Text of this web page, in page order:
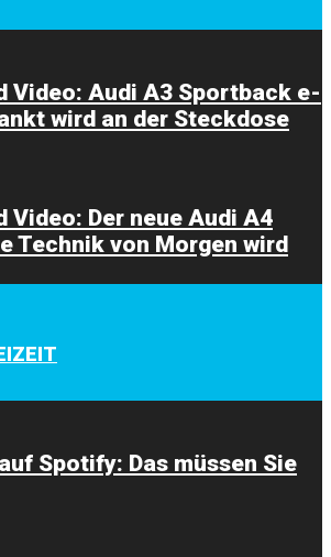
Video: Audi A3 Sportback e-
wird an der Steckdose
Video: Der neue Audi A4
Technik von Morgen wird
Spotify: Das müssen Sie